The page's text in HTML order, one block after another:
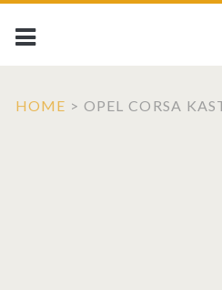
HOME > OPEL CORSA